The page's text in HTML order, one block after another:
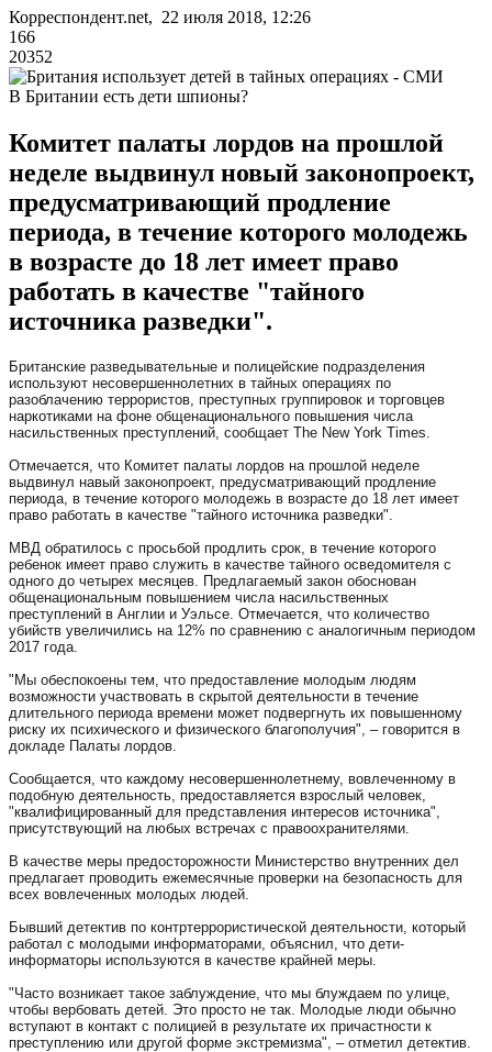
Корреспондент.net, 22 июля 2018, 12:26
166
20352
В Британии есть дети шпионы?
Комитет палаты лордов на прошлой
неделе выдвинул новый законопроект,
предусматривающий продление
периода, в течение которого молодежь
в возрасте до 18 лет имеет право
работать в качестве "тайного
источника разведки".
Британские разведывательные и полицейские подразделения
используют несовершеннолетних в тайных операциях по
разоблачению террористов, преступных группировок и торговцев
наркотиками на фоне общенационального повышения числа
насильственных преступлений, сообщает The New York Times.
Отмечается, что Комитет палаты лордов на прошлой неделе
выдвинул навый законопроект, предусматривающий продление
периода, в течение которого молодежь в возрасте до 18 лет имеет
право работать в качестве "тайного источника разведки".
МВД обратилось с просьбой продлить срок, в течение которого
ребенок имеет право служить в качестве тайного осведомителя с
одного до четырех месяцев. Предлагаемый закон обоснован
общенациональным повышением числа насильственных
преступлений в Англии и Уэльсе. Отмечается, что количество
убийств увеличились на 12% по сравнению с аналогичным периодом
2017 года.
"Мы обеспокоены тем, что предоставление молодым людям
возможности участвовать в скрытой деятельности в течение
длительного периода времени может подвергнуть их повышенному
риску их психического и физического благополучия", – говорится в
докладе Палаты лордов.
Сообщается, что каждому несовершеннолетнему, вовлеченному в
подобную деятельность, предоставляется взрослый человек,
"квалифицированный для представления интересов источника",
присутствующий на любых встречах с правоохранителями.
В качестве меры предосторожности Министерство внутренних дел
предлагает проводить ежемесячные проверки на безопасность для
всех вовлеченных молодых людей.
Бывший детектив по контртеррористической деятельности, который
работал с молодыми информаторами, объяснил, что дети-
информаторы используются в качестве крайней меры.
"Часто возникает такое заблуждение, что мы блуждаем по улице,
чтобы вербовать детей. Это просто не так. Молодые люди обычно
вступают в контакт с полицией в результате их причастности к
преступлению или другой форме экстремизма", – отметил детектив.